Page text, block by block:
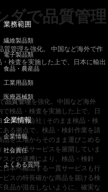
ダで品質管理
質管理を強化。 中国など海外で作
検査を実施した上で、日本に輸出
品質管理を強化。中国など海外
検品・検査を実施した上で、日
シダ検品会社 | そのまま検品・検
る拠点で、検品・検針作業を請
を工場からそのまま運びこめる
な物流サービスを展開していま
との連携により、検品・検針
本へ輸出する一貫サービスも行
スの特長確かな商品を届ける検
品が混在しないように、確実な
業務範囲
繊維製品類
電子製品類
食品・農産品
工業用品類
医療器械類
企業情報
企業情報
社会責任
よくある質問